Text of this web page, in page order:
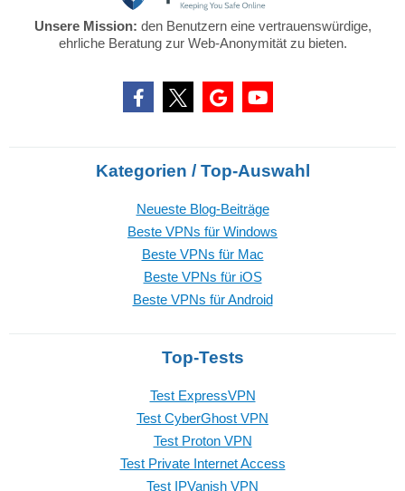
Unsere Mission: den Benutzern eine vertrauenswürdige,
ehrliche Beratung zur Web-Anonymität zu bieten.
Kategorien / Top-Auswahl
Neueste Blog-Beiträge
Beste VPNs für Windows
Beste VPNs für Mac
Beste VPNs für iOS
Beste VPNs für Android
Top-Tests
Test ExpressVPN
Test CyberGhost VPN
Test Proton VPN
Test Private Internet Access
Test IPVanish VPN